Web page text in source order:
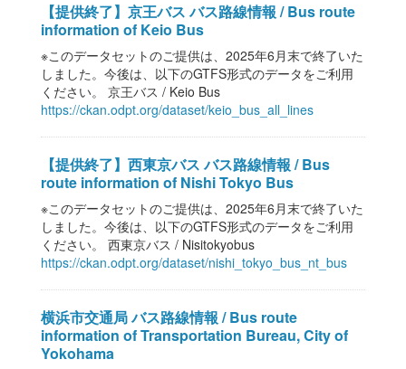
【提供終了】京王バス バス路線情報 / Bus route
information of Keio Bus
※このデータセットのご提供は、2025年6月末で終了いた
しました。今後は、以下のGTFS形式のデータをご利用
ください。 京王バス / Keio Bus
https://ckan.odpt.org/dataset/keio_bus_all_lines
【提供終了】西東京バス バス路線情報 / Bus
route information of Nishi Tokyo Bus
※このデータセットのご提供は、2025年6月末で終了いた
しました。今後は、以下のGTFS形式のデータをご利用
ください。 西東京バス / Nisitokyobus
https://ckan.odpt.org/dataset/nishi_tokyo_bus_nt_bus
横浜市交通局 バス路線情報 / Bus route
information of Transportation Bureau, City of
Yokohama